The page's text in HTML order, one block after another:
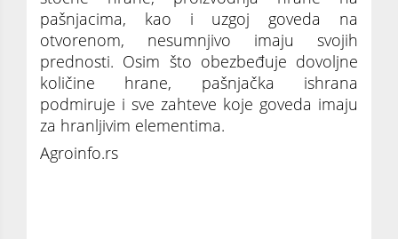
pašnjacima, kao i uzgoj goveda na
otvorenom, nesumnjivo imaju svojih
prednosti. Osim što obezbeđuje dovoljne
količine hrane, pašnjačka ishrana
podmiruje i sve zahteve koje goveda imaju
za hranljivim elementima.
Agroinfo.rs